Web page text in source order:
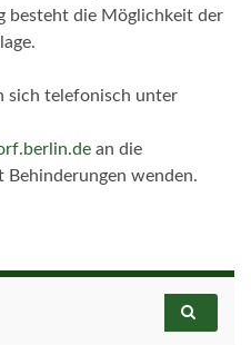
besteht die Möglichkeit der
sich telefonisch unter
an die
Behinderungen wenden.